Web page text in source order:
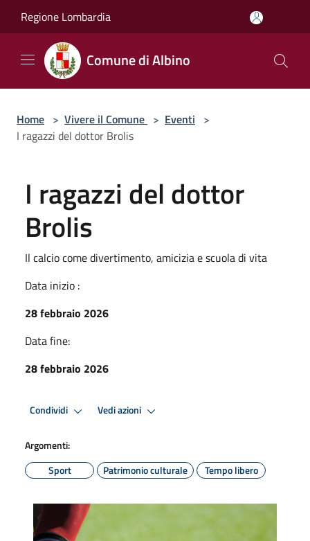
Regione Lombardia
Comune di Albino
Home > Vivere il Comune > Eventi >
I ragazzi del dottor Brolis
I ragazzi del dottor
Brolis
Il calcio come divertimento, amicizia e scuola di vita
Data inizio :
28 febbraio 2026
Data fine:
28 febbraio 2026
Condividi Vedi azioni
Argomenti:
Sport
Patrimonio culturale Tempo libero